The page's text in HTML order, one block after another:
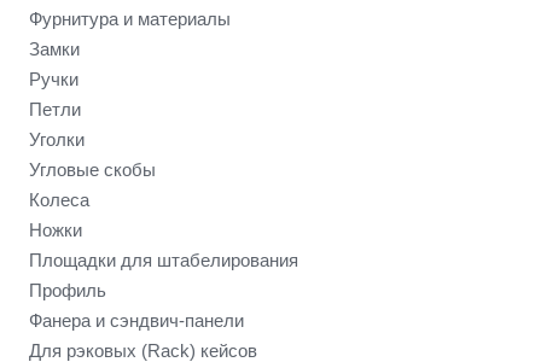
Фурнитура и материалы
Замки
Ручки
Петли
Уголки
Угловые скобы
Колеса
Ножки
Площадки для штабелирования
Профиль
Фанера и сэндвич-панели
Для рэковых (Rack) кейсов